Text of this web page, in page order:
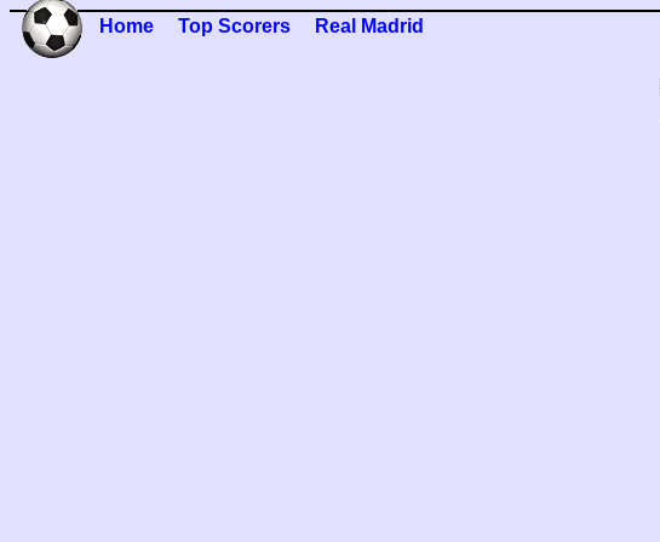
Home Top Scorers Real Madrid